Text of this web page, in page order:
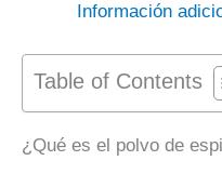
Amarillo
cantidad
Información
Table of Contents
¿Qué es el polvo de